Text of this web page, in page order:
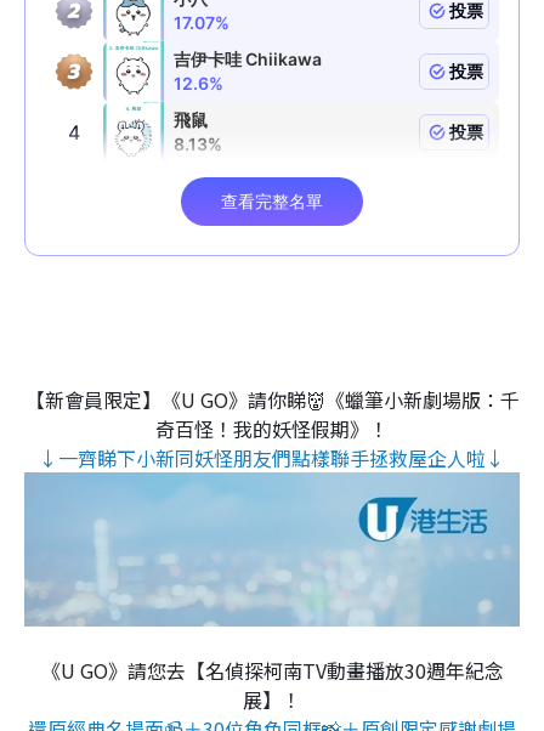
【新會員限定】《U GO》請你睇👹《蠟筆小新劇場版：千
奇百怪！我的妖怪假期》！
↓一齊睇下小新同妖怪朋友們點樣聯手拯救屋企人啦↓
《U GO》請您去【名偵探柯南TV動畫播放30週年紀念
展】！